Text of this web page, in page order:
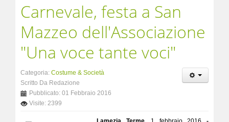
Carnevale, festa a San
Mazzeo dell'Associazione
"Una voce tante voci"
Categoria:Costume & Società
Scritto Da Redazione
Pubblicato: 01 Febbraio 2016
Visite: 2399